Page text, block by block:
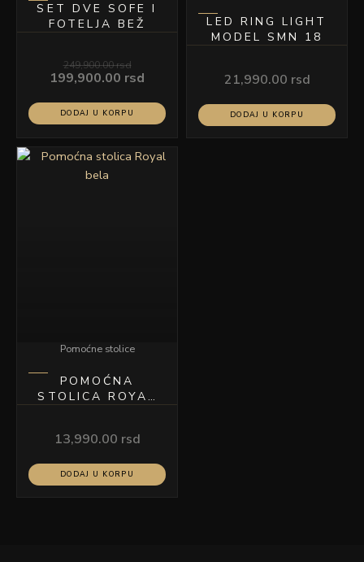
SET DVE SOFE I
FOTELJA BEŽ
249,900.00rsd
199,900.00 rsd
DODAJ U KORPU
LED RING LIGHT
MODEL SMN 18
21,990.00 rsd
DODAJ U KORPU
Pomoćne stolice
POMOĆNA
STOLICA ROYAL
13,990.00 rsd
DODAJ U KORPU